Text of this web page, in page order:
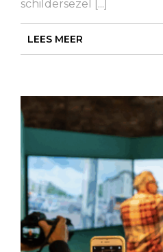
schildersezel [...]
LEES MEER